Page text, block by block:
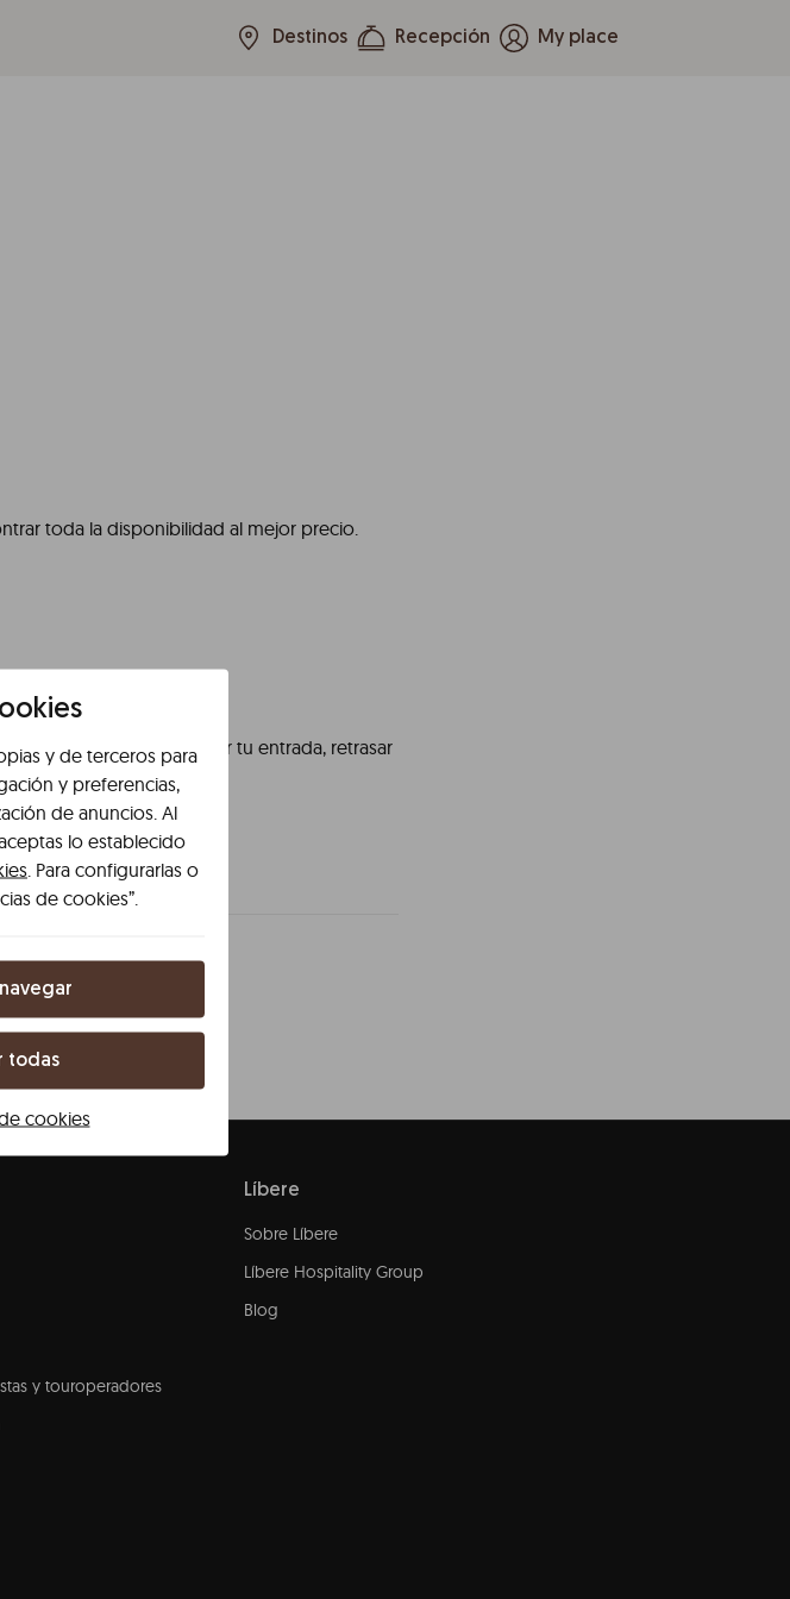
Destinos Recepción My place
toda la disponibilidad al mejor precio.
cambiar fechas, adelantar tu entrada, retrasar
reserva”.
y touroperadores
Líbere
Sobre Líbere
Líbere Hospitality Group
Blog
y de terceros para
y preferencias,
de anuncios. Al
lo establecido
. Para configurarlas o
de cookies”.
todas
cookies